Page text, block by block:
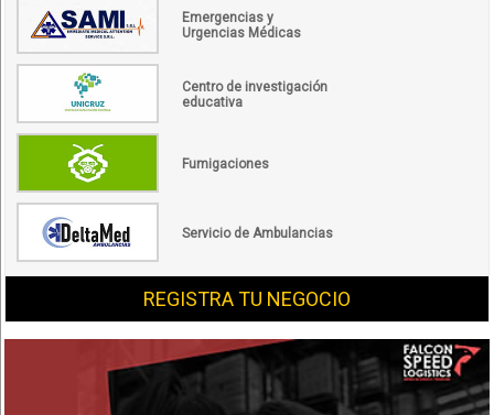
Emergencias y
Urgencias Médicas
Centro de investigación
educativa
Fumigaciones
Servicio de Ambulancias
REGISTRA TU NEGOCIO